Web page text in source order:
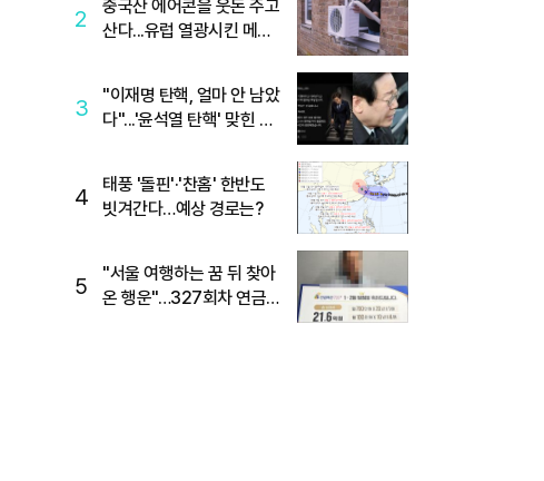
2
중국산 에어콘을 웃돈 주고
산다...유럽 열광시킨 메이
3
"이재명 탄핵, 얼마 안 남았
다"...'윤석열 탄핵' 맞힌 무
4
태풍 '돌핀'·'찬홈' 한반도
빗겨간다…예상 경로는?
5
"서울 여행하는 꿈 뒤 찾아
온 행운"…327회차 연금